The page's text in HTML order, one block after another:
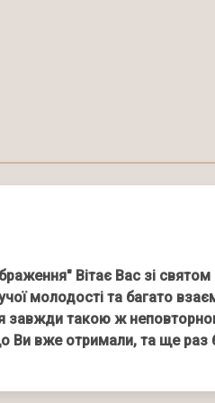
Вітає Вас зі святом
молодості та багато
завжди такою ж
Ви вже отримали, та ще